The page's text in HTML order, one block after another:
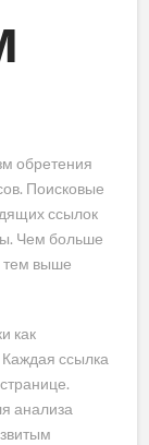
обретения
Поисковые
ссылок
Чем больше
тем выше
как
ссылка
анализа